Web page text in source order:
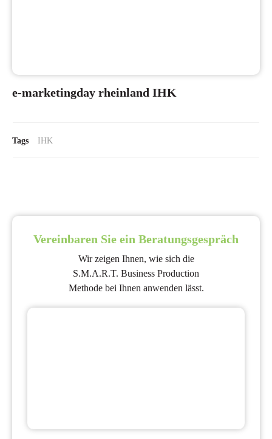
e-marketingday rheinland IHK
Tags IHK
Vereinbaren Sie ein Beratungsgespräch
Wir zeigen Ihnen, wie sich die
S.M.A.R.T. Business Production
Methode bei Ihnen anwenden lässt.